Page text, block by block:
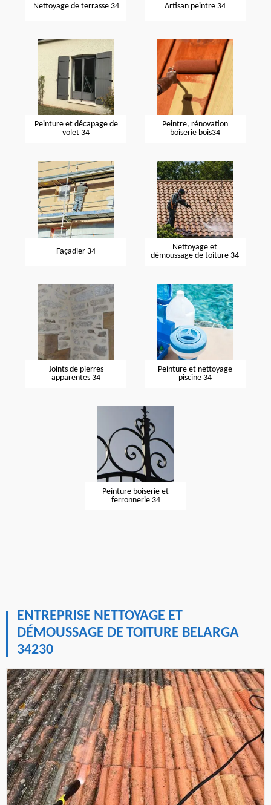
Nettoyage de terrasse 34 Artisan peintre 34
Peinture et décapage de
volet 34
Peintre, rénovation
boiserie bois34
Façadier 34
Nettoyage et
démoussage de toiture 34
Joints de pierres
apparentes 34
Peinture et nettoyage
piscine 34
Peinture boiserie et
ferronnerie 34
ENTREPRISE NETTOYAGE ET
DÉMOUSSAGE DE TOITURE BELARGA
34230